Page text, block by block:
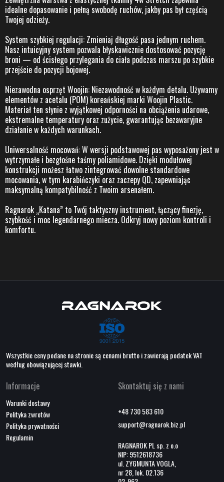
idealne dopasowanie i pełną swobodę ruchów, jakby pas był częścią
Twojej odzieży.
System szybkiej regulacji: Zmieniaj długość pasa jednym ruchem.
Nasz intuicyjny system pozwala błyskawicznie dostosować pozycję
broni — od ścisłego przylegania do ciała podczas marszu po szybkie
przejście do pozycji bojowej.
Niezawodna osprzęt Woojin: Niezawodność w każdym detalu. Używamy
elementów z acetalu (POM) koreańskiej marki Woojin Plastic.
Materiał ten słynie z wyjątkowej odporności na obciążenia udarowe,
ekstremalne temperatury oraz zużycie, gwarantując bezawaryjne
działanie w każdych warunkach.
Uniwersalność mocowań: W wersji podstawowej pas wyposażony jest w
wytrzymałe i bezgłośne taśmy poliamidowe. Dzięki modułowej
konstrukcji możesz łatwo zintegrować dowolne standardowe
mocowania, w tym karabińczyki oraz zaczepy QD, zapewniając
maksymalną kompatybilność z Twoim arsenałem.
Ragnarok „Katana” to Twój taktyczny instrument, łączący finezję,
szybkość i moc legendarnego miecza. Odkryj nowy poziom kontroli i
komfortu.
Wszystkie ceny podane na stronie są cenami brutto i zawierają podatek VAT
według obowiązującej stawki.
Informacje
Warunki dostawy
Polityka zwrotów
Polityka prywatności
Regulamin
Skontaktuj się z nami
+48 730 583 610
support@ragnarok.biz.pl
RAGNAROK PL sp. z o.o
NIP: 9512618736
ul. ZYGMUNTA VOGLA,
nr 28, lok. 02.136